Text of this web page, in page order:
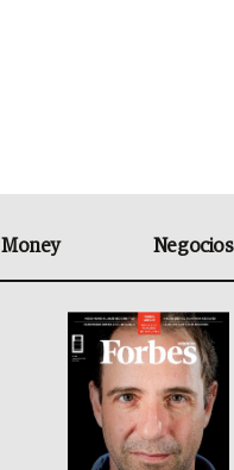
Money Negocios